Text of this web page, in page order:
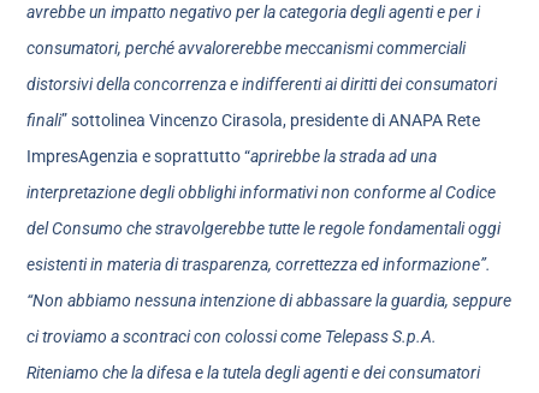
avrebbe un impatto negativo per la categoria degli agenti e per i
consumatori, perché avvalorerebbe meccanismi commerciali
distorsivi della concorrenza e indifferenti ai diritti dei consumatori
finali” sottolinea Vincenzo Cirasola, presidente di ANAPA Rete
ImpresAgenzia e soprattutto “aprirebbe la strada ad una
interpretazione degli obblighi informativi non conforme al Codice
del Consumo che stravolgerebbe tutte le regole fondamentali oggi
esistenti in materia di trasparenza, correttezza ed informazione”.
“Non abbiamo nessuna intenzione di abbassare la guardia, seppure
ci troviamo a scontraci con colossi come Telepass S.p.A.
Riteniamo che la difesa e la tutela degli agenti e dei consumatori